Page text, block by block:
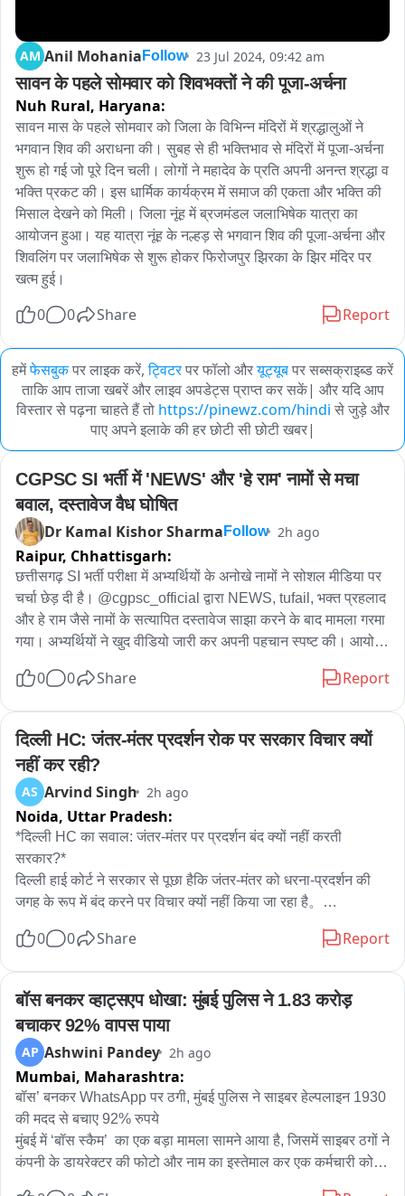
AM Anil Mohania Follow 23 Jul 2024, 09:42 am
सावन के पहले सोमवार को शिवभक्तों ने की पूजा-अर्चना
Nuh Rural, Haryana:
सावन मास के पहले सोमवार को जिला के विभिन्न मंदिरों में श्रद्धालुओं ने
भगवान शिव की अराधना की। सुबह से ही भक्तिभाव से मंदिरों में पूजा-अर्चना
शुरू हो गई जो पूरे दिन चली। लोगों ने महादेव के प्रति अपनी अनन्त श्रद्धा व
भक्ति प्रकट की। इस धार्मिक कार्यक्रम में समाज की एकता और भक्ति की
मिसाल देखने को मिली। जिला नूंह में ब्रजमंडल जलाभिषेक यात्रा का
आयोजन हुआ। यह यात्रा नूंह के नल्हड़ से भगवान शिव की पूजा-अर्चना और
शिवलिंग पर जलाभिषेक से शुरू होकर फिरोजपुर झिरका के झिर मंदिर पर
खत्म हुई।
0
0 Share Report
हमेंफेसबुकपर लाइक करें, ट्विटरपर फॉलो औरयूट्यूबपर सब्सक्राइब्ड करें
ताकि आप ताजा खबरें और लाइव अपडेट्स प्राप्त कर सकें| और यदि आप
विस्तार से पढ़ना चाहते हैं तो https://pinewz.com/hindi से जुड़े और
पाए अपने इलाके की हर छोटी सी छोटी खबर|
CGPSC SI भर्ती में 'NEWS' और 'हे राम' नामों से मचा
बवाल, दस्तावेज वैध घोषित
Dr Kamal Kishor Sharma Follow 2h ago
Raipur, Chhattisgarh:
छत्तीसगढ़ SI भर्ती परीक्षा में अभ्यर्थियों के अनोखे नामों ने सोशल मीडिया पर
चर्चा छेड़ दी है। @cgpsc_official द्वारा NEWS, tufail, भक्त प्रहलाद
और हे राम जैसे नामों के सत्यापित दस्तावेज साझा करने के बाद मामला गरमा
गया। अभ्यर्थियों ने खुद वीडियो जारी कर अपनी पहचान स्पष्ट की। आयोग
HeyRam, SpaceRani समेत सभी साथियों को अब मेंस की तैयारी के
0 0 Share Report
दिल्ली HC: जंतर-मंतर प्रदर्शन रोक पर सरकार विचार क्यों
नहीं कर रही?
AS Arvind Singh 2h ago
Noida, Uttar Pradesh:
*दिल्ली HC का सवाल: जंतर-मंतर पर प्रदर्शन बंद क्यों नहीं करती
सरकार?*
दिल्ली हाई कोर्ट ने सरकार से पूछा हैकि जंतर-मंतर को धरना-प्रदर्शन की
जगह के रूप में बंद करने पर विचार क्यों नहीं किया जा रहा है。
जस्टिस अमित महाजन ने कहा कि मेरी व्यक्तिगत राय में जंतर-मंतर या शहर
होती है। विरोध-प्रदर्शनों की वजह से सड़कें जाम हो जाती हैं, एंबुलेंस की
आवाजाही प्रभावित होती है और आम लोगों के कामकाज में बाधा आती है।
यह एक तरह से पूरे शहर को बंधक बनाने जैसा है।
हालांकि, उन्होंने यह भी स्पष्ट किया कि प्रदर्शन की अनुमति देना या न देना
सरकार का काम है। अदालत इस संबंध में कोई फैसला नहीं दे रही है।
*कोर्ट के सामने क्या मामला था?*
0 0 Share Report
बॉस बनकर व्हाट्सएप धोखा: मुंबई पुलिस ने 1.83 करोड़
बचाकर 92% वापस पाया
AP Ashwini Pandey 2h ago
Mumbai, Maharashtra:
बॉस’ बनकर WhatsApp पर ठगी, मुंबई पुलिस ने साइबर हेल्पलाइन 1930
की मदद से बचाए 92% रुपये
मुंबई में ‘बॉस स्कैम’  का एक बड़ा मामला सामने आया है, जिसमें साइबर ठगों ने
कंपनी के डायरेक्टर की फोटो और नाम का इस्तेमाल कर एक कर्मचारी को